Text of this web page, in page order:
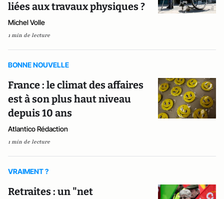
liées aux travaux physiques ?
Michel Volle
1 min de lecture
BONNE NOUVELLE
France : le climat des affaires
est à son plus haut niveau
depuis 10 ans
Atlantico Rédaction
1 min de lecture
VRAIMENT ?
Retraites : un "net